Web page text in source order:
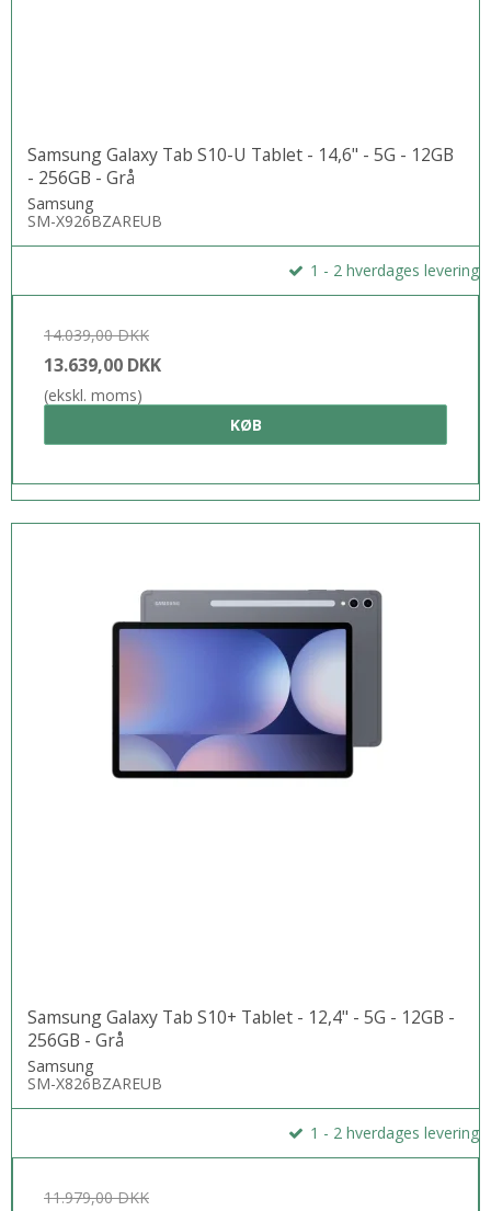
Samsung Galaxy Tab S10-U Tablet - 14,6" - 5G - 12GB
- 256GB - Grå
Samsung
SM-X926BZAREUB
1 - 2 hverdages levering
14.039,00 DKK
13.639,00 DKK
(ekskl. moms)
KØB
Samsung Galaxy Tab S10+ Tablet - 12,4" - 5G - 12GB -
256GB - Grå
Samsung
SM-X826BZAREUB
1 - 2 hverdages levering
11.979,00 DKK